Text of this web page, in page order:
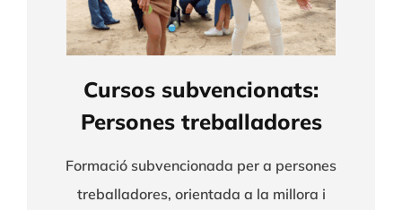
Cursos subvencionats:
Persones treballadores
Formació subvencionada per a persones
treballadores, orientada a la millora i